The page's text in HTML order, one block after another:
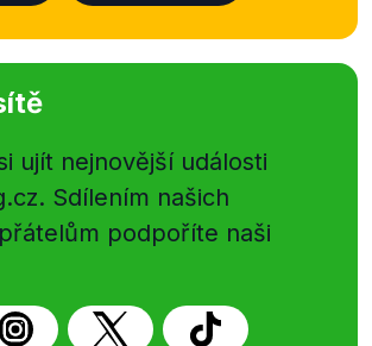
ujít nejnovější události
Sdílením našich
podpoříte naši